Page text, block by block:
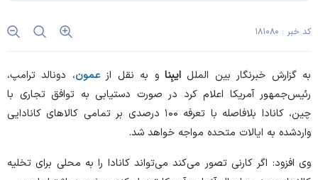
کد خبر : ۱۸۱۰۸۰
به گزارش خبرنگار بین المللایبِنا و به نقل ازعمون، دونالد ترامپ،
رئیس‌جمهور آمریکا اعلام کرد در صورت دستیابی به توافق تجاری با
چین، کانادا بلافاصله با تعرفه ۱۰۰ درصدی بر تمامی کالا‌های کانادایی
واردشده به ایالات متحده مواجه خواهد شد.
وی افزود: اگر کارنی تصور می‌کند می‌تواند کانادا را به محلی برای تخلیه